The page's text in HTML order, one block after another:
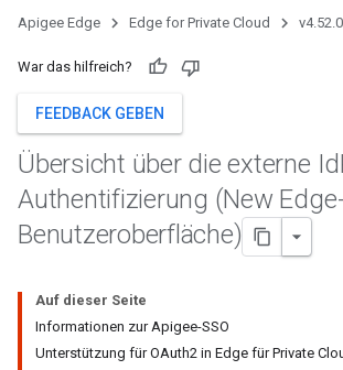
Apigee Edge Edge for Private Cloud
War das hilfreich?
FEEDBACK GEBEN
Übersicht über die externe Id
Authentifizierung (New
Benutzeroberfläche)
Auf dieser Seite
Informationen zur Apigee-SSO
Unterstützung für OAuth2 in Edge für Private